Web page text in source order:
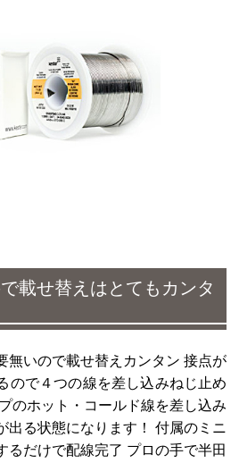
載せ替えはとてもカンタ
無いので載せ替えカンタン 接点が
ので４つの線を差し込みねじ止め
のホット・コールド線を差し込み
出る状態になります！ 付属のミニ
るだけで配線完了 プロの手で半田